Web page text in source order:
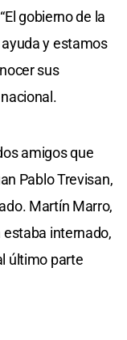
gobierno de la
y estamos
sus
amigos que
Pablo Trevisan,
Martín Marro,
internado,
último parte